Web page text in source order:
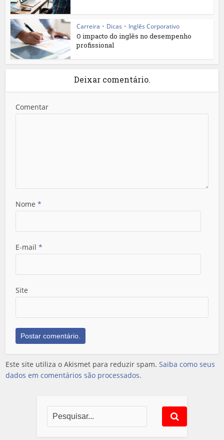
Carreira • Dicas • Inglês Corporativo
O impacto do inglês no desempenho
profissional
Deixar comentário.
Comentar
Nome*
E-mail*
Site
Este site utiliza o Akismet para reduzir spam.Saiba como seus
dados em comentários são processados.